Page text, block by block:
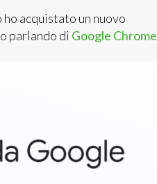
acquistato un nuovo
parlando di Google Chrome